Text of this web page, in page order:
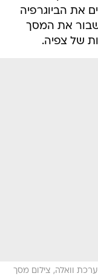
את הביוגרפיה
את המסך
של צפיה.
וואלה, צילום מסך